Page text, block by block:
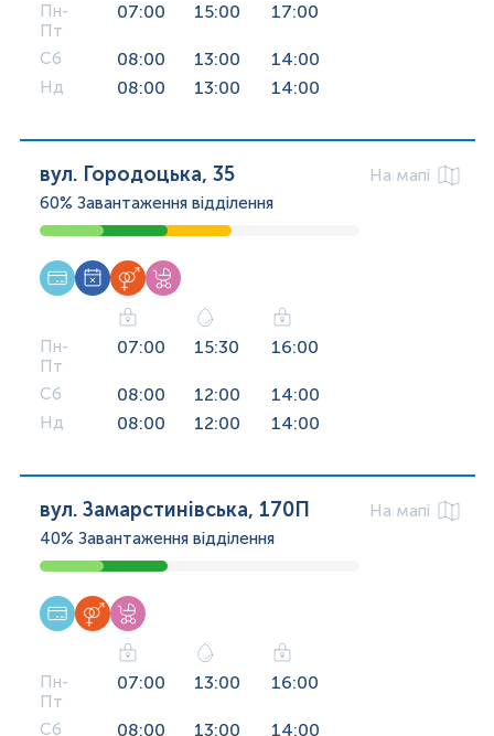
Пн-
Пт
07:00 15:00 17:00
Сб 08:00 13:00 14:00
Нд 08:00 13:00 14:00
вул. Городоцька, 35
На мапі
60% Завантаження відділення
Пн-
Пт
07:00 15:30 16:00
Сб 08:00 12:00 14:00
Нд 08:00 12:00 14:00
вул. Замарстинівська, 170П
На мапі
40% Завантаження відділення
Пн-
Пт
07:00 13:00 16:00
Сб 08:00 13:00 14:00